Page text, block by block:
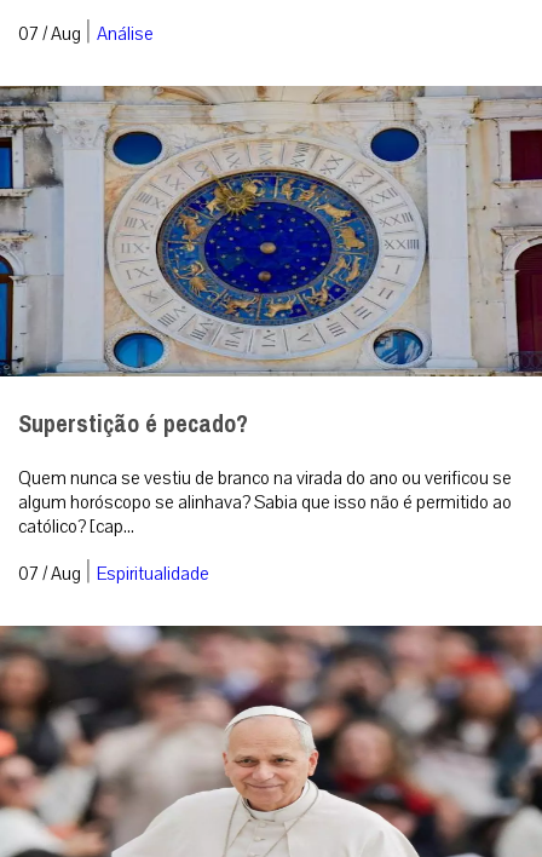
07 / Aug | Análise
Superstição é pecado?
Quem nunca se vestiu de branco na virada do ano ou verificou se
algum horóscopo se alinhava? Sabia que isso não é permitido ao
católico? [cap...
07 / Aug | Espiritualidade